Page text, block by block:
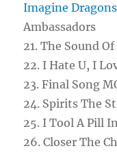
Imagine Dragons
Ambassadors
21. The Sound
22. I Hate U, I
23. Final Song
24. Spirits The
25. I Tool A Pill
26. Closer The